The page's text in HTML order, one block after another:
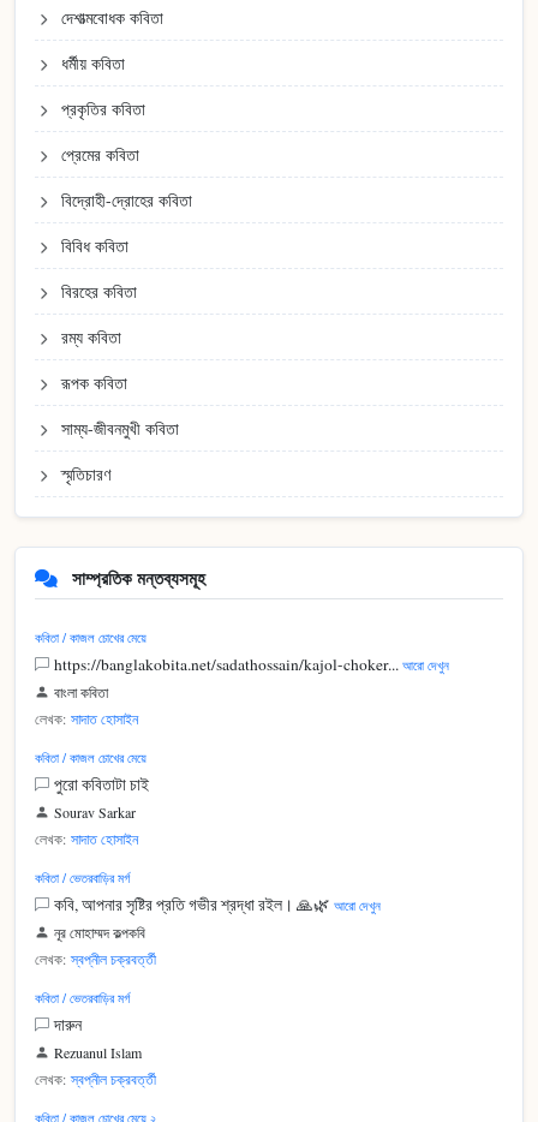
দেশাত্মবোধক কবিতা
ধর্মীয় কবিতা
প্রকৃতির কবিতা
প্রেমের কবিতা
বিদ্রোহী-দ্রোহের কবিতা
বিবিধ কবিতা
বিরহের কবিতা
রম্য কবিতা
রূপক কবিতা
সাম্য-জীবনমুখী কবিতা
স্মৃতিচারণ
সাম্প্রতিক মন্তব্যসমূহ
কবিতা / কাজল চোখের মেয়ে
https://banglakobita.net/sadathossain/kajol-choker... আরো দেখুন
বাংলা কবিতা
লেখক: সাদাত হোসাইন
কবিতা / কাজল চোখের মেয়ে
পুরো কবিতাটা চাই
Sourav Sarkar
লেখক: সাদাত হোসাইন
কবিতা / ভেতরবাড়ির মর্গ
কবি, আপনার সৃষ্টির প্রতি গভীর শ্রদ্ধা রইল। 🙏🌿 আরো দেখুন
নূর মোহাম্মদ কল্পকবি
লেখক: স্বপ্নীল চক্রবর্ত্তী
কবিতা / ভেতরবাড়ির মর্গ
দারুন
Rezuanul Islam
লেখক: স্বপ্নীল চক্রবর্ত্তী
কবিতা / কাজল চোখের মেয়ে ২